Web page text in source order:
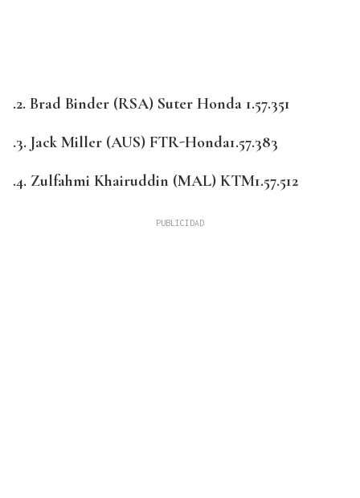
.2. Brad Binder (RSA) Suter Honda 1.57.351
.3. Jack Miller (AUS) FTR-Honda1.57.383
.4. Zulfahmi Khairuddin (MAL) KTM1.57.512